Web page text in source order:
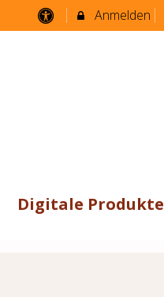
Anmelden
Digitale Produkte